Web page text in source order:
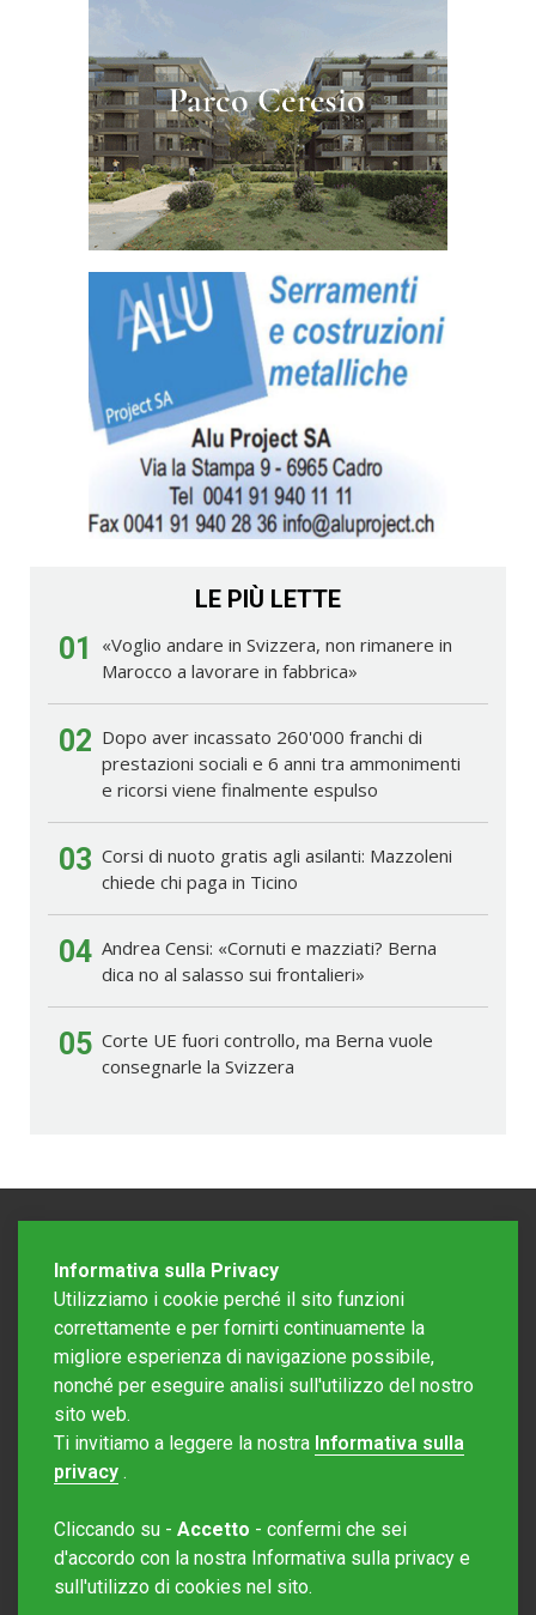
LE PIÙ LETTE
01
«Voglio andare in Svizzera, non rimanere in
Marocco a lavorare in fabbrica»
02 Dopo aver incassato 260'000 franchi di
prestazioni sociali e 6 anni tra ammonimenti
e ricorsi viene finalmente espulso
03 Corsi di nuoto gratis agli asilanti: Mazzoleni
chiede chi paga in Ticino
04 Andrea Censi: «Cornuti e mazziati? Berna
dica no al salasso sui frontalieri»
05 Corte UE fuori controllo, ma Berna vuole
consegnarle la Svizzera
Editore Rotostampa SA
Sito creato daRedesign
Informativa sulla Privacy
Utilizziamo i cookie perché il sito funzioni
correttamente e per fornirti continuamente la
migliore esperienza di navigazione possibile,
nonché per eseguire analisi sull'utilizzo del nostro
sito web.
Ti invitiamo a leggere la nostra Informativa sulla
privacy .
Cliccando su - Accetto - confermi che sei
d'accordo con la nostra Informativa sulla privacy e
sull'utilizzo di cookies nel sito.